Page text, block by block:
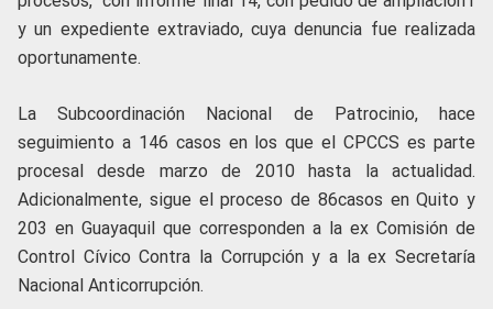
y un expediente extraviado, cuya denuncia fue realizada
oportunamente.
La Subcoordinación Nacional de Patrocinio, hace
seguimiento a 146 casos en los que el CPCCS es parte
procesal desde marzo de 2010 hasta la actualidad.
Adicionalmente, sigue el proceso de 86casos en Quito y
203 en Guayaquil que corresponden a la ex Comisión de
Control Cívico Contra la Corrupción y a la ex Secretaría
Nacional Anticorrupción.